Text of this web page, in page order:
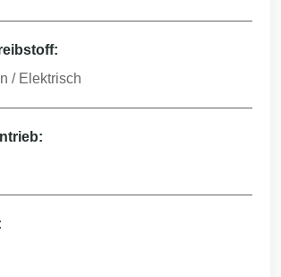
/ Elektrisch